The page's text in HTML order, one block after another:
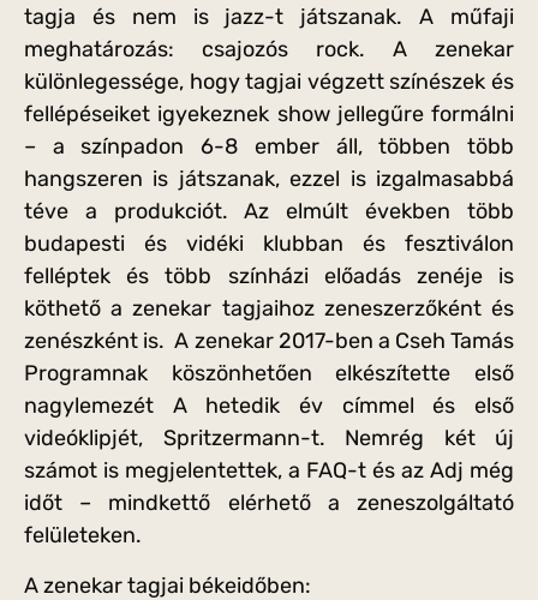
tagja és nem is jazz-t játszanak. A műfaji
meghatározás: csajozós rock. A zenekar
különlegessége, hogy tagjai végzett színészek és
fellépéseiket igyekeznek show jellegűre formálni
– a színpadon 6-8 ember áll, többen több
hangszeren is játszanak, ezzel is izgalmasabbá
téve a produkciót. Az elmúlt években több
budapesti és vidéki klubban és fesztiválon
felléptek és több színházi előadás zenéje is
köthető a zenekar tagjaihoz zeneszerzőként és
zenészként is. A zenekar 2017-ben a Cseh Tamás
Programnak köszönhetően elkészítette első
nagylemezét A hetedik év címmel és első
videóklipjét, Spritzermann-t. Nemrég két új
számot is megjelentettek, a FAQ-t és az Adj még
időt – mindkettő elérhető a zeneszolgáltató
felületeken.
A zenekar tagjai békeidőben: